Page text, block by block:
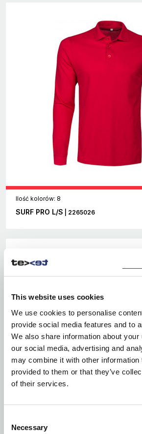
This website uses cookies
We use cookies to personalise
provide social media features and to
We also share information about
our social media, advertising and
may combine it with other information
provided to them or that they’ve
of their services.
Selection
Necessary
Ilość kolorów: 8
SURF PRO L/S | 2265026